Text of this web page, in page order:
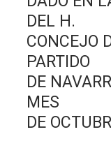
DEL H.
CONCEJO
PARTIDO
DE
MES
DE